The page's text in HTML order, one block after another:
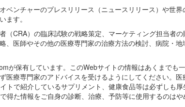
ベンチャーのプレスリリース（ニュースリリース）や世
ます。
（CRA）の臨床試験の戦略策定、マーケティング担当者
、医師やその他の医療専門家の治療方法の検討、病院・
が保有しています。このWebサイトの情報はあくまで
医療専門家のアドバイスを受けるようにしてください。
トで紹介しているサプリメント、健康食品等は必ずしも
得た情報をご自身の診断、治療、予防等に使用するのは